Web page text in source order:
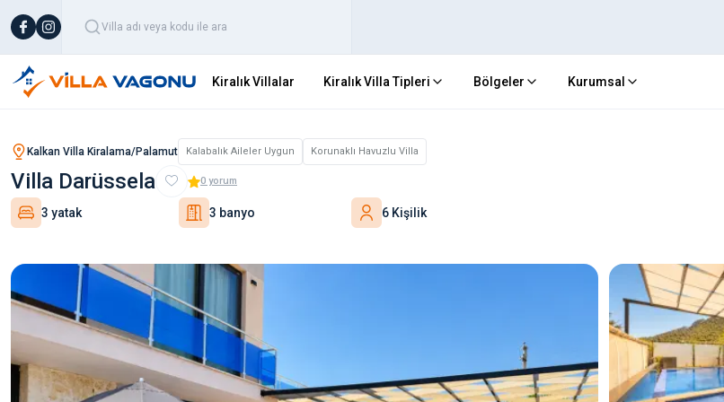
Kiralık Villalar Kiralık Villa Tipleri Bölgeler Kurumsal
Kalkan Villa Kiralama/Palamut Kalabalık Aileler Uygun Korunaklı Havuzlu Villa
Villa Darüssela 0 yorum
3 yatak 3 banyo 6 Kişilik